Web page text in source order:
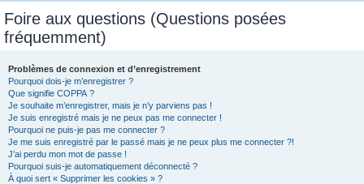
Foire aux questions (Questions posées
fréquemment)
Problèmes de connexion et d’enregistrement
Pourquoi dois-je m’enregistrer ?
Que signifie COPPA ?
Je souhaite m’enregistrer, mais je n’y parviens pas !
Je suis enregistré mais je ne peux pas me connecter !
Pourquoi ne puis-je pas me connecter ?
Je me suis enregistré par le passé mais je ne peux plus me connecter ?!
J’ai perdu mon mot de passe !
Pourquoi suis-je automatiquement déconnecté ?
À quoi sert « Supprimer les cookies » ?